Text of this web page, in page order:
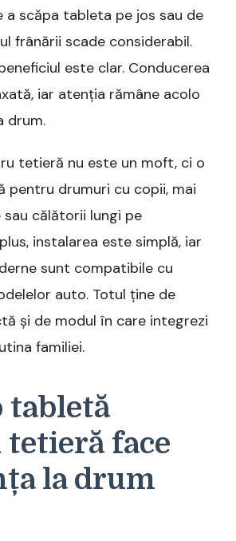
a scăpa tableta pe jos sau de
frânării scade considerabil.
este clar. Conducerea
iar atenția rămâne acolo
drum.
tetieră nu este un moft, ci o
pentru drumuri cu copii, mai
sau călătorii lungi pe
instalarea este simplă, iar
sunt compatibile cu
auto. Totul ține de
și de modul în care integrezi
familiei.
tabletă
face
la drum